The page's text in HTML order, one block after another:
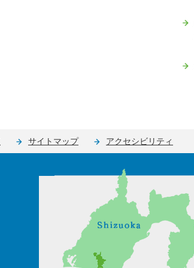
サイトマップ アクセシビリティ